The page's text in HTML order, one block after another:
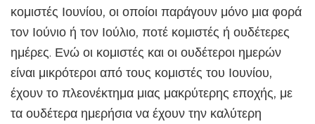
κομιστές Ιουνίου, οι οποίοι παράγουν μόνο μια φορά
τον Ιούνιο ή τον Ιούλιο, ποτέ κομιστές ή ουδέτερες
ημέρες. Ενώ οι κομιστές και οι ουδέτεροι ημερών
είναι μικρότεροι από τους κομιστές του Ιουνίου,
έχουν το πλεονέκτημα μιας μακρύτερης εποχής, με
τα ουδέτερα ημερήσια να έχουν την καλύτερη